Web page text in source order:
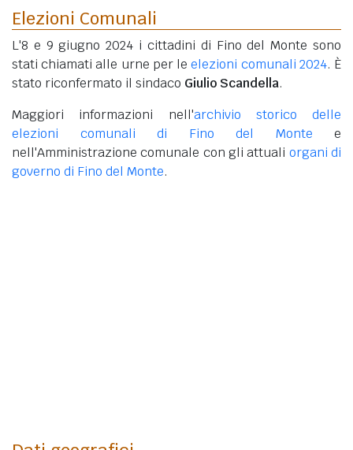
Elezioni Comunali
L'8 e 9 giugno 2024 i cittadini di Fino del Monte sono
stati chiamati alle urne per leelezioni comunali 2024. È
stato riconfermato il sindaco Giulio Scandella.
Maggiori informazioni nell'archivio storico delle
elezioni comunali di Fino del Monte e
nell'Amministrazione comunale con gli attuali organi di
governo di Fino del Monte.